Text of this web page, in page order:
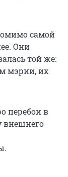
самой
Они
той же:
мэрии, их
перебои в
внешнего